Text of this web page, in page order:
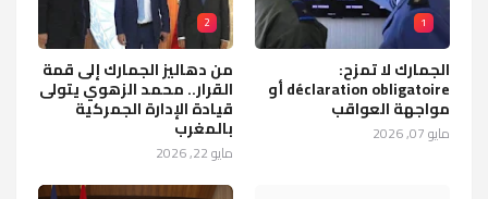
1
الجمارك لا تمزح:
déclaration obligatoire أو
مواجهة العواقب
مايو 07, 2026
2
من دهاليز الجمارك إلى قمة
القرار.. محمد الزهوي يتولى
قيادة الإدارة الجمركية
بالمغرب
مايو 22, 2026